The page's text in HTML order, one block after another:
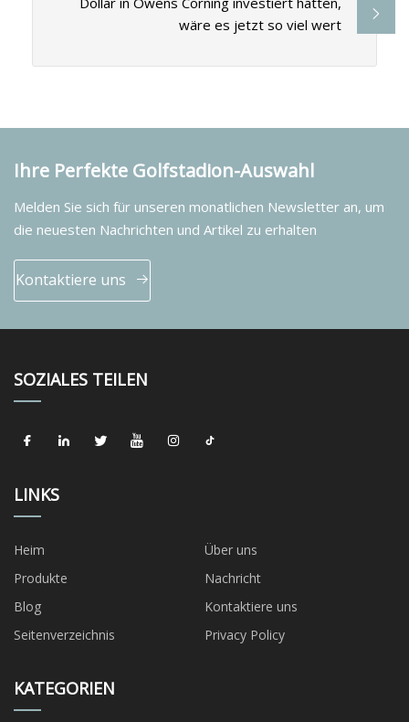
wäre es jetzt so viel wert
Ihre Perfekte Golfstadion-Auswahl
Melden Sie sich für unseren monatlichen Newsletter an, um
die neuesten Nachrichten und Artikel zu erhalten
Kontaktiere uns
SOZIALES TEILEN
LINKS
Heim
Über uns
Produkte
Nachricht
Blog
Kontaktiere uns
Seitenverzeichnis
Privacy Policy
KATEGORIEN